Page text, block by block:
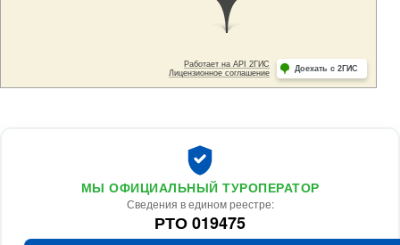
МЫ ОФИЦИАЛЬНЫЙ ТУРОПЕРАТОР
Сведения в едином реестре:
РТО 019475